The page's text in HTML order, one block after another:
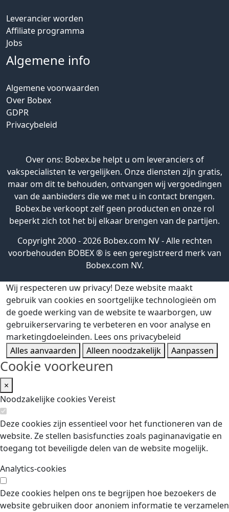
Leverancier worden
Affiliate programma
Jobs
Algemene info
Algemene voorwaarden
Over Bobex
GDPR
Privacybeleid
Over ons: Bobex.be helpt u om leveranciers of
vakspecialisten te vergelijken. Onze diensten zijn gratis,
maar om dit te behouden, ontvangen wij vergoedingen
van de aanbieders die we met u in contact brengen.
Bobex.be verkoopt zelf geen producten en onze rol
beperkt zich tot het bij elkaar brengen van de partijen.
Copyright 2000 - 2026 Bobex.com NV - Alle rechten
voorbehouden BOBEX ® is een geregistreerd merk van
Bobex.com NV.
Wij respecteren uw privacy! Deze website maakt
gebruik van cookies en soortgelijke technologieën om
de goede werking van de website te waarborgen, uw
gebruikerservaring te verbeteren en voor analyse en
marketingdoeleinden. Lees ons privacybeleid
Alles aanvaarden
Alleen noodzakelijk Aanpassen
Cookie voorkeuren
×
Noodzakelijke cookies Vereist
Deze cookies zijn essentieel voor het functioneren van de
website. Ze stellen basisfuncties zoals paginanavigatie en
toegang tot beveiligde delen van de website mogelijk.
Analytics-cookies
Deze cookies helpen ons te begrijpen hoe bezoekers de
website gebruiken door anoniem informatie te verzamelen